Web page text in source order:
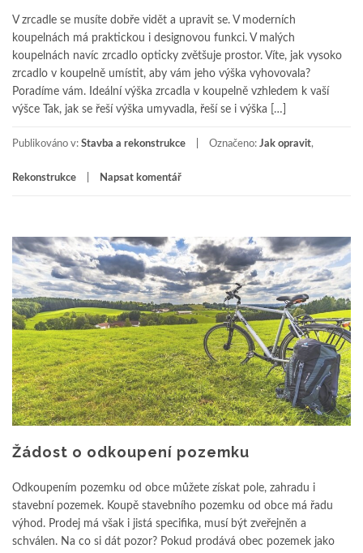
V zrcadle se musíte dobře vidět a upravit se. V moderních
koupelnách má praktickou i designovou funkci. V malých
koupelnách navíc zrcadlo opticky zvětšuje prostor. Víte, jak vysoko
zrcadlo v koupelně umístit, aby vám jeho výška vyhovovala?
Poradíme vám. Ideální výška zrcadla v koupelně vzhledem k vaší
výšce Tak, jak se řeší výška umyvadla, řeší se i výška […]
Publikováno v: Stavba a rekonstrukce Označeno: Jak opravit,
Rekonstrukce Napsat komentář
Žádost o odkoupení pozemku
Odkoupením pozemku od obce můžete získat pole, zahradu i
stavební pozemek. Koupě stavebního pozemku od obce má řadu
výhod. Prodej má však i jistá specifika, musí být zveřejněn a
schválen. Na co si dát pozor? Pokud prodává obec pozemek jako